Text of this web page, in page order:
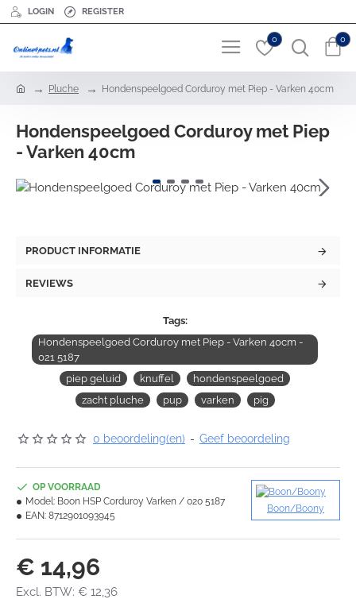
LOGIN REGISTER
0 0
e
Pluche Hondenspeelgoed Corduroy met Piep - Varken 40cm
Hondenspeelgoed Corduroy met Piep
- Varken 40cm
PRODUCT INFORMATIE
REVIEWS
Tags:
Hondenspeelgoed Corduroy met Piep - Varken 40cm -
021 5187
piep geluid
knuffel
hondenspeelgoed
zacht pluche
pup varken pig
0 beoordeling(en) - Geef beoordeling
€ 14,96
Excl. BTW: € 12,36
OP VOORRAAD
Model: Boon HSP Corduroy Varken / 020 5187
EAN: 8712901093945
Boon/Boony